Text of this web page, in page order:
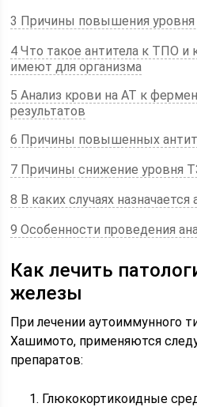
3 Причины повышения
4 Что такое антитела к ТПО и
имеют для организма
5 Анализ крови на АТ к
результатов
6 Причины повышенных
7 Причины снижение уровня
8 В каких случаях назначается
9 Особенности проведения
Как лечить
железы
При лечении аутоиммунного
Хашимото, применяются
препаратов:
Глюкокортикоидные